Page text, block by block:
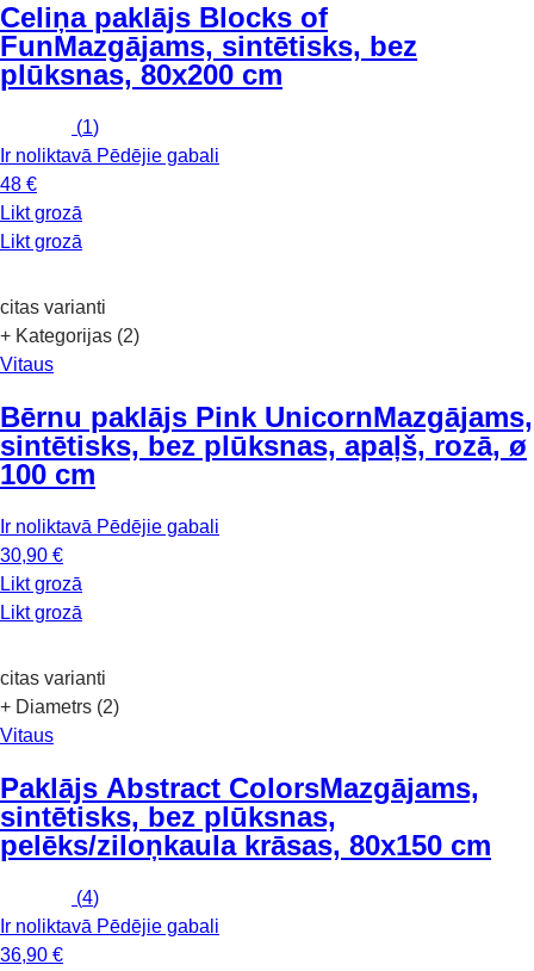
Celiņa paklājs Blocks of
FunMazgājams, sintētisks, bez
plūksnas, 80x200 cm
(1)
Ir noliktavā Pēdējie gabali
48 €
Likt grozā
Likt grozā
citas varianti
+ Kategorijas (2)
Vitaus
Bērnu paklājs Pink UnicornMazgājams,
sintētisks, bez plūksnas, apaļš, rozā, ø
100 cm
Ir noliktavā Pēdējie gabali
30,90 €
Likt grozā
Likt grozā
citas varianti
+ Diametrs (2)
Vitaus
Paklājs Abstract ColorsMazgājams,
sintētisks, bez plūksnas,
pelēks/ziloņkaula krāsas, 80x150 cm
(4)
Ir noliktavā Pēdējie gabali
36,90 €